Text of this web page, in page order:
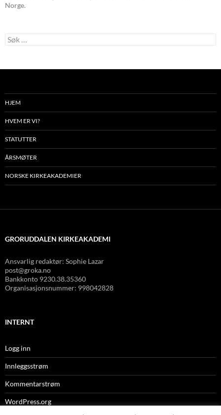
Norge.
Søk
etter:
HJEM
HVEM ER VI?
STATUTTER
ÅRSMØTER
NORSKE KIRKEAKADEMIER
GRORUDDALEN KIRKEAKADEMI
Ansvarlig redaktør: Sophie Lazar
post@groka.no
Bankkonto 9230.38.35360
Organisasjonsnummer: 998042828
INTERNT
Logg inn
Innleggsstrøm
Kommentarstrøm
WordPress.org